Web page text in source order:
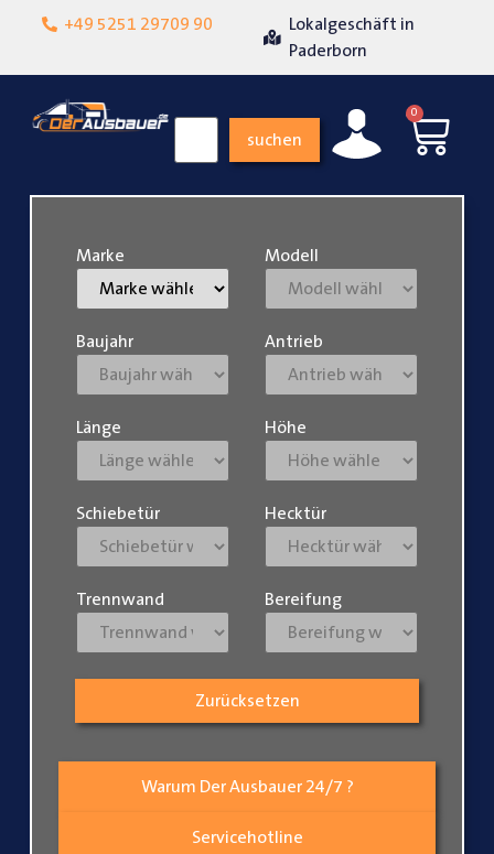
+49 5251 29709 90
Lokalgeschäft in
suchen
0
Warum Der Ausbauer 24/7 ?
Servicehotline
Marke Modell
Baujahr Antrieb
Länge Höhe
Schiebetür Hecktür
Trennwand Bereifung
Zurücksetzen